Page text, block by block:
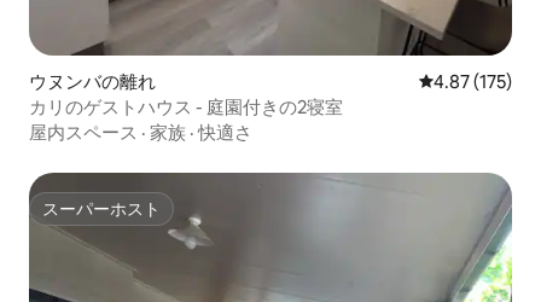
ウヌンバの離れ レビュー175
4.87 (175)
カリのゲストハウス - 庭園付きの2寝室
屋内スペース · 家族 ·快適さ
スーパーホスト
スーパーホスト